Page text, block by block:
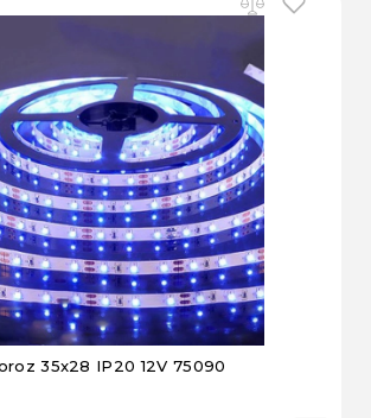
35x28 IP20 12V 75090